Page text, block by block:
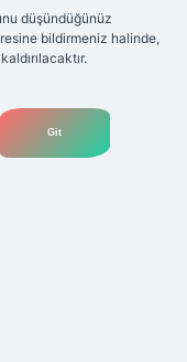
düşündüğünüz
bildirmeniz halinde,